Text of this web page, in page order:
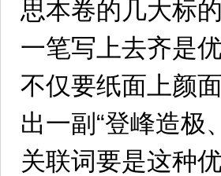
思本卷的几大标
一笔写上去齐是
不仅要纸面上颜
出一副“登峰造极
关联词要是这种